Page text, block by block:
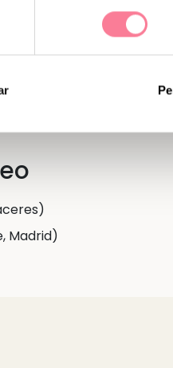
Playmobil!
Madrid)